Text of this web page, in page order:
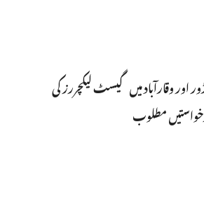
اور وقارآباد میں گیسٹ لیکچررز کی
مطلوب